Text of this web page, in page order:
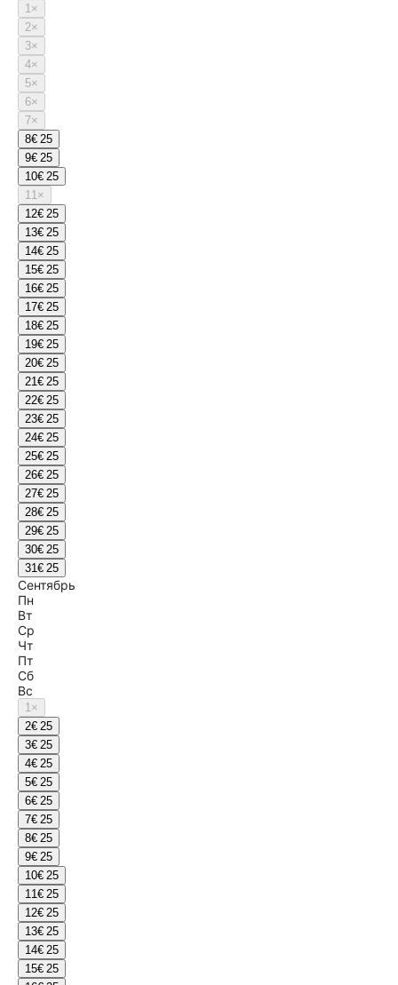
1×
2×
3×
4×
5×
6×
7×
8€ 25
9€ 25
10€ 25
11×
12€ 25
13€ 25
14€ 25
15€ 25
16€ 25
17€ 25
18€ 25
19€ 25
20€ 25
21€ 25
22€ 25
23€ 25
24€ 25
25€ 25
26€ 25
27€ 25
28€ 25
29€ 25
30€ 25
31€ 25
Сентябрь
Пн
Вт
Ср
Чт
Пт
Сб
Вс
1×
2€ 25
3€ 25
4€ 25
5€ 25
6€ 25
7€ 25
8€ 25
9€ 25
10€ 25
11€ 25
12€ 25
13€ 25
14€ 25
15€ 25